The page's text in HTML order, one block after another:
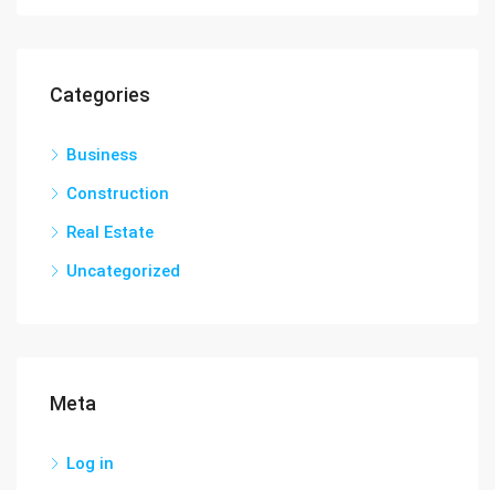
Categories
Business
Construction
Real Estate
Uncategorized
Meta
Log in